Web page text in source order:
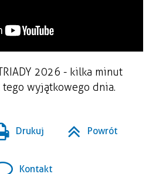
2026 - kilka minut
wyjątkowego dnia.
Drukuj Powrót
Kontakt